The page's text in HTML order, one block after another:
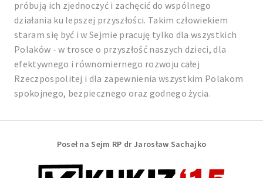
próbują ich zjednoczyć i zachęcić do wspólnego
działania ku lepszej przyszłości. Takim człowiekiem
staram się być i w Sejmie pracuję tylko dla wszystkich
Polaków - w trosce o przyszłość naszych dzieci, dla
efektywnego i równomiernego rozwoju całej
Rzeczpospolitej i dla zapewnienia wszystkim Polakom
spokojnego, bezpiecznego oraz godnego życia.
Poseł na Sejm RP dr Jarosław Sachajko